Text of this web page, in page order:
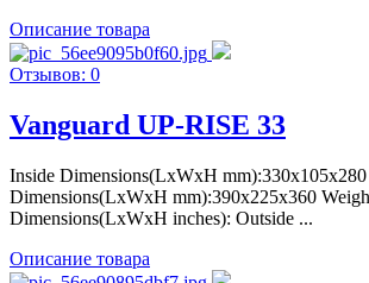
Описание товара
Отзывов: 0
Vanguard UP-RISE 33
Inside Dimensions(LxWxH
Dimensions(LxWxH mm):390x225x360
Dimensions(LxWxH inches): Outside ...
Описание товара